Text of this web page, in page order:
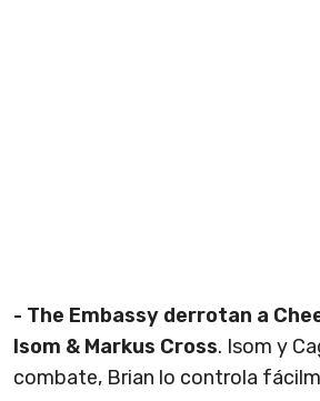
- The Embassy derrotan a
Isom & Markus Cross. Isom y
combate, Brian lo controla